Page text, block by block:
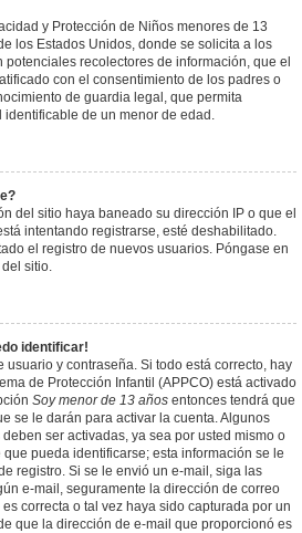
y Protección de Niños menores de 13
los Estados Unidos, donde se solicita a los
recolectores de información, que el
con el consentimiento de los padres o
de guardia legal, que permita
de un menor de edad.
del sitio haya baneado su dirección IP o que el
intentando registrarse, esté deshabilitado.
el registro de nuevos usuarios. Póngase en
sitio.
identificar!
usuario y contraseña. Si todo está correcto, hay
de Protección Infantil (APPCO) está activado
Soy menor de 13 años entonces tendrá que
se le darán para activar la cuenta. Algunos
ser activadas, ya sea por usted mismo o
pueda identificarse; esta información se le
registro. Si se le envió un e-mail, siga las
e-mail, seguramente la dirección de correo
correcta o tal vez haya sido capturada por un
que la dirección de e-mail que proporcionó es